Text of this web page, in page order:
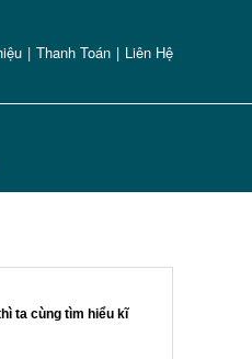
| Thanh Toán | Liên Hệ
ta cùng tìm hiểu kĩ